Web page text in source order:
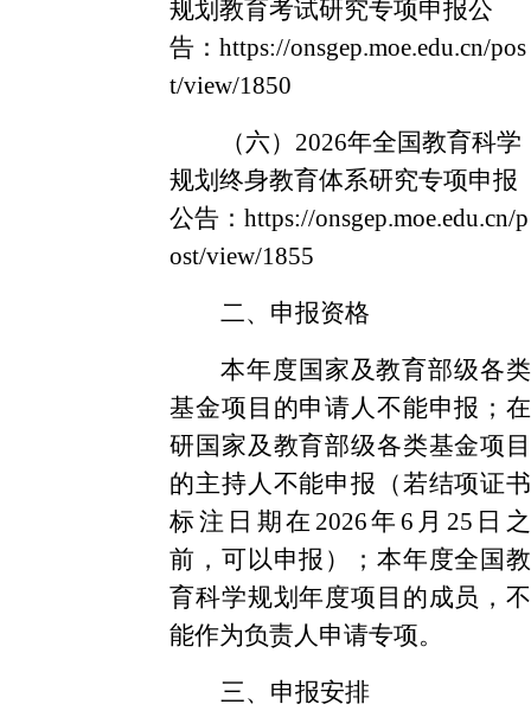
规划教育考试研究专项申报公
告：https://onsgep.moe.edu.cn/pos
t/view/1850
（六） 2026年全国教育科学
规划终身教育体系研究专项申报
公告：https://onsgep.moe.edu.cn/p
ost/view/1855
二、申报资格
本年度国家及教育部级各类
基金项目的申请人不能申报； 在
研 国家及教育部级各类基金项目
的主持人不能申报
（若结项证书
标注日期在 2026年 6 月 25 日之
前 ， 可以申报 ） ；本年度全国教
育科学规划年度项目的成员，不
能作为负责人申请专项。
三、申报安排